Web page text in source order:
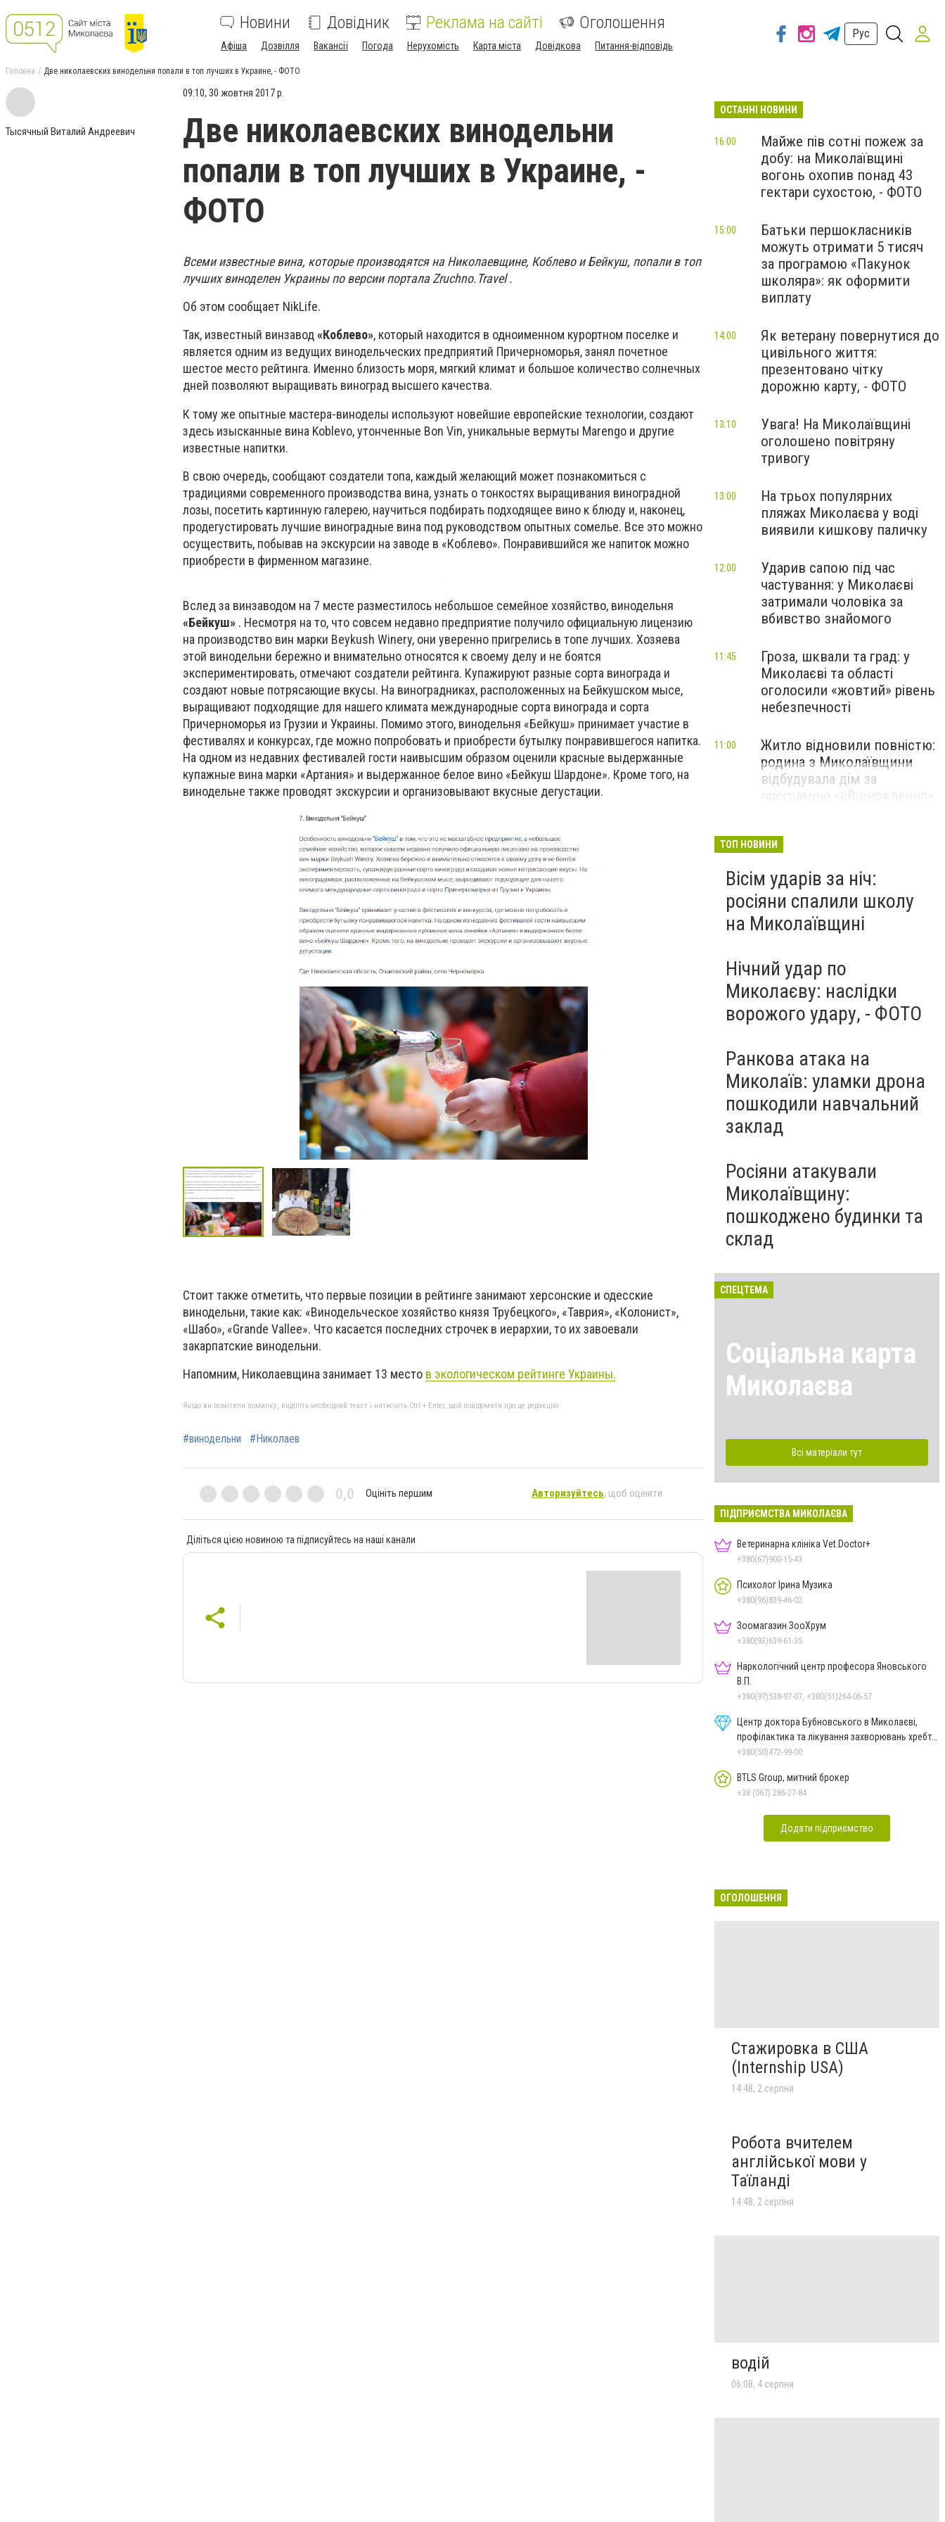
Новини Довідник Реклама на сайті Оголошення
Афіша Дозвілля Вакансії Погода Нерухомість Карта міста Довідкова Питання-відповідь
Рус
Головна Две николаевских винодельни попали в топ лучших в Украине, - ФОТО
Тысячный Виталий Андреевич
09:10, 30 жовтня 2017 р.
Две николаевских винодельни
попали в топ лучших в Украине, -
ФОТО
Всеми известные вина, которые производятся на Николаевщине, Коблево и Бейкуш, попали в топ
лучших виноделен Украины по версии портала Zruchno.Travel .
Об этом сообщает NikLife.
Так, известный винзавод«Коблево», который находится в одноименном курортном поселке и
является одним из ведущих винодельческих предприятий Причерноморья, занял почетное
шестое место рейтинга. Именно близость моря, мягкий климат и большое количество солнечных
дней позволяют выращивать виноград высшего качества.
К тому же опытные мастера-виноделы используют новейшие европейские технологии, создают
здесь изысканные вина Koblevo, утонченные Bon Vin, уникальные вермуты Marengo и другие
известные напитки.
В свою очередь, сообщают создатели топа, каждый желающий может познакомиться с
традициями современного производства вина, узнать о тонкостях выращивания виноградной
лозы, посетить картинную галерею, научиться подбирать подходящее вино к блюду и, наконец,
продегустировать лучшие виноградные вина под руководством опытных сомелье. Все это можно
осуществить, побывав на экскурсии на заводе в «Коблево». Понравившийся же напиток можно
приобрести в фирменном магазине.
Вслед за винзаводом на 7 месте разместилось небольшое семейное хозяйство, винодельня
«Бейкуш» . Несмотря на то, что совсем недавно предприятие получило официальную лицензию
на производство вин марки Beykush Winery, они уверенно пригрелись в топе лучших. Хозяева
этой винодельни бережно и внимательно относятся к своему делу и не боятся
экспериментировать, отмечают создатели рейтинга. Купажируют разные сорта винограда и
создают новые потрясающие вкусы. На виноградниках, расположенных на Бейкушском мысе,
выращивают подходящие для нашего климата международные сорта винограда и сорта
Причерноморья из Грузии и Украины. Помимо этого, винодельня «Бейкуш» принимает участие в
фестивалях и конкурсах, где можно попробовать и приобрести бутылку понравившегося напитка.
На одном из недавних фестивалей гости наивысшим образом оценили красные выдержанные
купажные вина марки «Артания» и выдержанное белое вино «Бейкуш Шардоне». Кроме того, на
винодельне также проводят экскурсии и организовывают вкусные дегустации.
Стоит также отметить, что первые позиции в рейтинге занимают херсонские и одесские
винодельни, такие как: «Винодельческое хозяйство князя Трубецкого», «Таврия», «Колонист»,
«Шабо», «Grande Vallee». Что касается последних строчек в иерархии, то их завоевали
закарпатские винодельни.
Напомним, Николаевщина занимает 13 место в экологическом рейтинге Украины.
Якщо ви помітили помилку, виділіть необхідний текст і натисніть Ctrl + Enter, щоб повідомити про це редакцію
#винодельни #Николаев
0,0 Оцініть першим Авторизуйтесь, щоб оцінити
Діліться цією новиною та підписуйтесь на наші канали
ОСТАННІ НОВИНИ
Майже пів сотні пожеж за
добу: на Миколаївщині
вогонь охопив понад 43
гектари сухостою, - ФОТО
16:00
Батьки першокласників
можуть отримати 5 тисяч
за програмою «Пакунок
школяра»: як оформити
виплату
15:00
Як ветерану повернутися до
цивільного життя:
презентовано чітку
дорожню карту, - ФОТО
14:00
Увага! На Миколаївщині
оголошено повітряну
тривогу
13:10
На трьох популярних
пляжах Миколаєва у воді
виявили кишкову паличку
13:00
Ударив сапою під час
частування: у Миколаєві
затримали чоловіка за
вбивство знайомого
12:00
Гроза, шквали та град: у
Миколаєві та області
оголосили «жовтий» рівень
небезпечності
11:45
Житло відновили повністю:
родина з Миколаївщини
відбудувала дім за
програмою «єВідновлення»,
11:00
ТОП НОВИНИ
Вісім ударів за ніч:
росіяни спалили школу
на Миколаївщині
Нічний удар по
Миколаєву: наслідки
ворожого удару, - ФОТО
Ранкова атака на
Миколаїв: уламки дрона
пошкодили навчальний
заклад
Росіяни атакували
Миколаївщину:
пошкоджено будинки та
склад
СПЕЦТЕМА
Соціальна карта
Миколаєва
Всі матеріали тут
ПІДПРИЄМСТВА МИКОЛАЄВА
Ветеринарна клініка Vet.Doctor+
+380(67)900-15-43
Психолог Ірина Музика
+380(96)839-46-02
Зоомагазин ЗооХрум
+380(93)639-61-35
Наркологічний центр професора Яновського
В.П.
+380(97)538-97-07, +380(51)264-06-57
Центр доктора Бубновського в Миколаєві,
профілактика та лікування захворювань хребта
і суглобів
+380(50)472-99-00
BTLS Group, митний брокер
+38 (067) 286-27-84
Додати підприємство
ОГОЛОШЕННЯ
Стажировка в США
(Internship USA)
14:48, 2 серпня
Робота вчителем
англійської мови у
Таїланді
14:48, 2 серпня
водій
06:08, 4 серпня